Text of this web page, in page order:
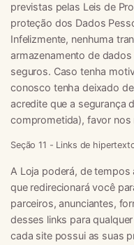
previstas pelas Leis de
proteção dos Dados
Infelizmente, nenhuma
armazenamento de
seguros. Caso tenha
conosco tenha deixado
acredite que a segurança
comprometida), favor nos
Seção 11 - Links de
A Loja poderá, de
que redirecionará você
parceiros, anunciantes,
desses links para
cada site possui as suas